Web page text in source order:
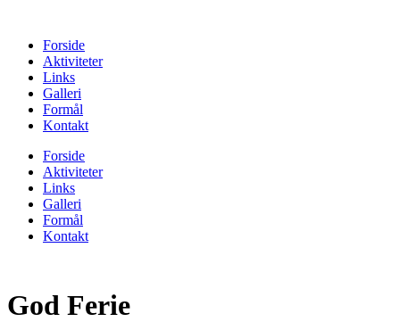
Forside
Aktiviteter
Links
Galleri
Formål
Kontakt
Forside
Aktiviteter
Links
Galleri
Formål
Kontakt
God Ferie